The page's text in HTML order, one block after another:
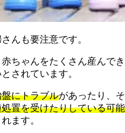
んも要注意です。
ちゃんをたくさん産んでき
されています。
にトラブルがあったり、そ
置を受けたりしている可能
ます。